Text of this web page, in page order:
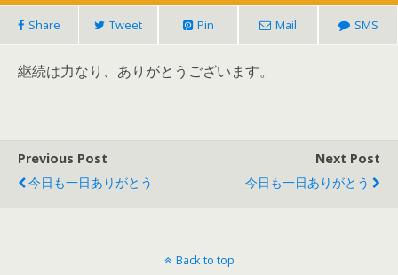
Share Tweet Pin Mail SMS
継続は力なり、ありがとうございます。
Previous Post
今日も一日ありがとう
Next Post
今日も一日ありがとう
Back to top